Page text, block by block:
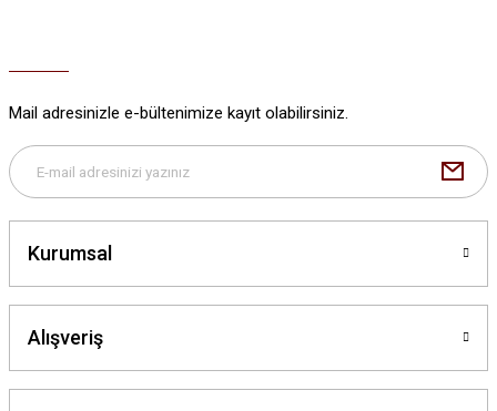
Bu ürüne benzer farklı alternatifler olmalı.
Mail adresinizle e-bültenimize kayıt olabilirsiniz.
Kurumsal
Alışveriş